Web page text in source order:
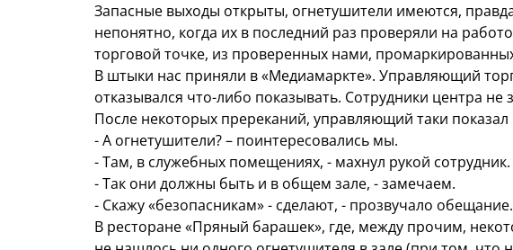
Запасные выходы открыты, огнетушители имеются,
непонятно, когда их в последний раз проверяли на
торговой точке, из проверенных нами,
В штыки нас приняли в «Медиамаркте». Управляющий
отказывался что-либо показывать. Сотрудники центра не
После некоторых пререканий, управляющий таки
- А огнетушители? – поинтересовались мы.
- Там, в служебных помещениях, - махнул рукой сотрудник.
- Так они должны быть и в общем зале, - замечаем.
- Скажу «безопасникам» - сделают, - прозвучало обещание.
В ресторане «Пряный барашек», где, между прочим,